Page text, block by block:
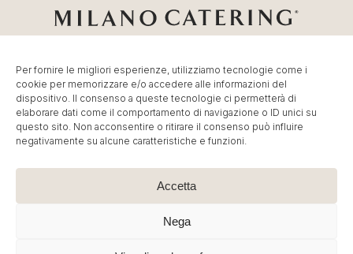
Per fornire le migliori esperienze, utilizziamo tecnologie come i
cookie per memorizzare e/o accedere alle informazioni del
dispositivo. Il consenso a queste tecnologie ci permetterà di
elaborare dati come il comportamento di navigazione o ID unici su
questo sito. Non acconsentire o ritirare il consenso può influire
negativamente su alcune caratteristiche e funzioni.
Accetta
Nega
Catering Milano Servizio diCatering per Fiere, Catering
Eventi Milano,Banqueting per Eventi Aziendali
© MC Group Srl Società Benefit – P.IVA IT13887790965
| P. Elio Adriano, 110 20128 Milano – Tel:
Privacy Policy